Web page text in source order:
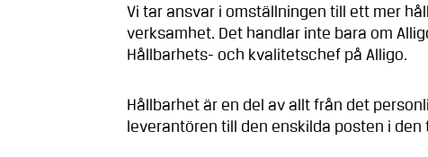
Vi tar ansvar i omställningen till ett mer
verksamhet. Det handlar inte bara om
Hållbarhets- och kvalitetschef på Alligo.
Hållbarhet är en del av allt från det
leverantören till den enskilda posten i